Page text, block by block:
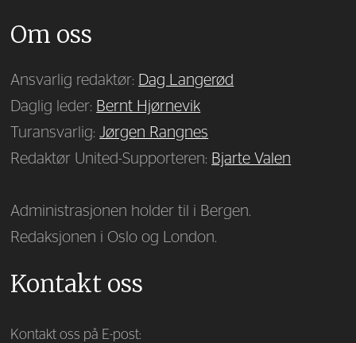
Om oss
Ansvarlig redaktør: Dag Langerød
Daglig leder: Bernt Hjørnevik
Turansvarlig:Jørgen Rangnes
Redaktør United-Supporteren: Bjarte Valen
Administrasjonen holder til i Bergen.
Redaksjonen i Oslo og London.
Kontakt oss
Kontakt oss på E-post: